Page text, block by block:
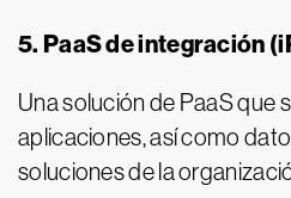
5. PaaS de integración
Una solución de PaaS que
aplicaciones, así como
soluciones de la